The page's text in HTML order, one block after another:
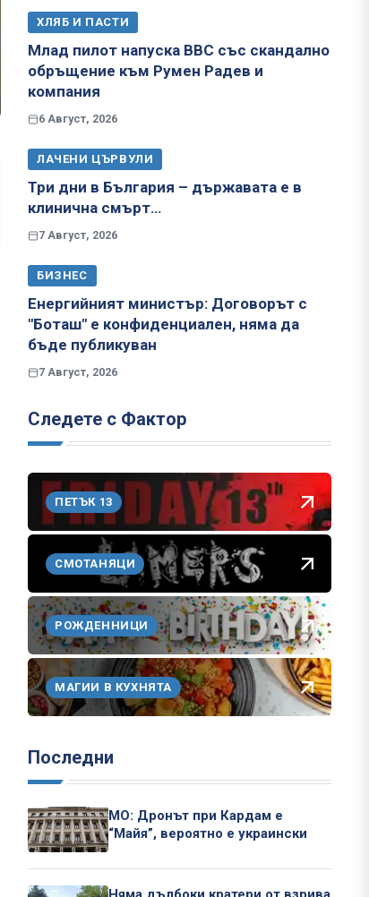
ХЛЯБ И ПАСТИ
Млад пилот напуска ВВС със скандално
обръщение към Румен Радев и
компания
6 Август, 2026
ЛАЧЕНИ ЦЪРВУЛИ
Три дни в България – държавата е в
клинична смърт…
7 Август, 2026
БИЗНЕС
Енергийният министър: Договорът с
"Боташ" е конфиденциален, няма да
бъде публикуван
7 Август, 2026
Следете с Фактор
ПЕТЪК 13
СМОТАНЯЦИ
РОЖДЕННИЦИ
МАГИИ В КУХНЯТА
Последни
МО: Дронът при Кардам е
“Майя”, вероятно е украински